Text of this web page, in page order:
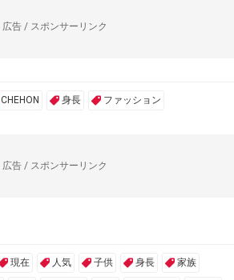
広告 / スポンサーリンク
CHEHON 身長 ファッション
広告 / スポンサーリンク
現在 人気 子供 身長 家族